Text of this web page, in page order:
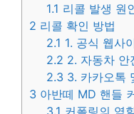
1.1 리콜 발생 원
2 리콜 확인 방법
2.1 1. 공식 웹사
2.2 2. 자동차 안
2.3 3. 카카오톡
3 아반떼 MD 핸들